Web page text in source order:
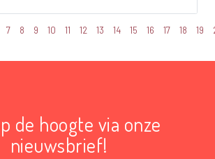
7 8 9 10 11 12 13 14 15 16 17 18 19
de hoogte via onze
nieuwsbrief!